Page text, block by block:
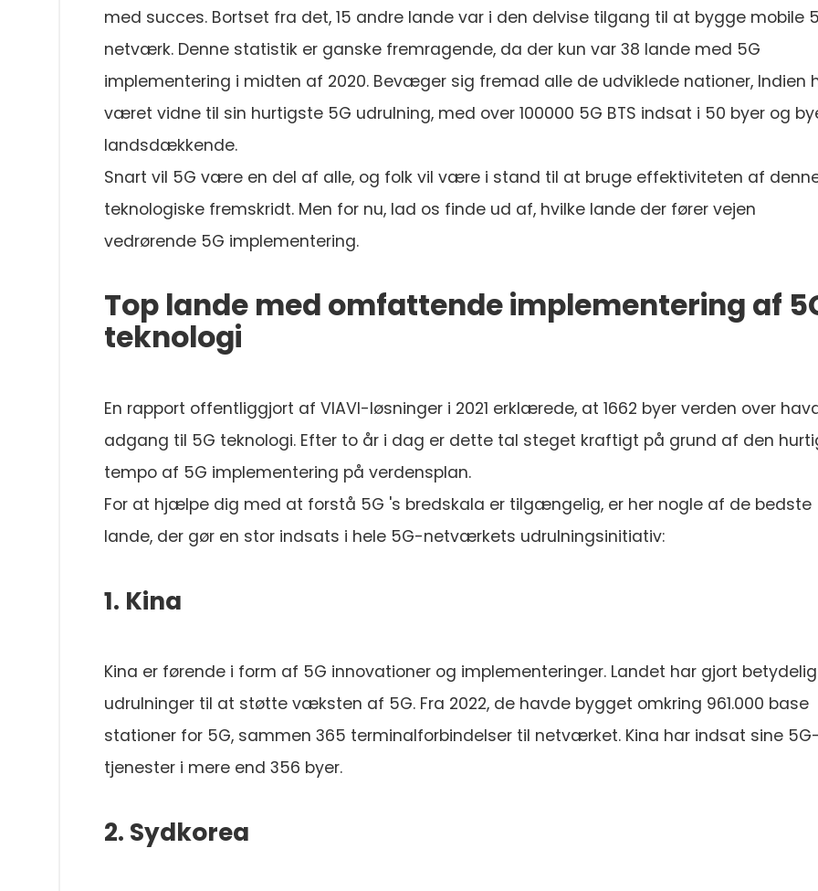
med succes. Bortset fra det, 15 andre lande var i den delvise tilgang til at bygge mobile
netværk. Denne statistik er ganske fremragende, da der kun var 38 lande med 5G
implementering i midten af 2020. Bevæger sig fremad alle de udviklede nationer, Indien
været vidne til sin hurtigste 5G udrulning, med over 100000 5G BTS indsat i 50 byer og
landsdækkende.
Snart vil 5G være en del af alle, og folk vil være i stand til at bruge effektiviteten af
teknologiske fremskridt. Men for nu, lad os finde ud af, hvilke lande der fører vejen
vedrørende 5G implementering.
Top lande med omfattende implementering af
teknologi
En rapport offentliggjort af VIAVI-løsninger i 2021 erklærede, at 1662 byer verden over
adgang til 5G teknologi. Efter to år i dag er dette tal steget kraftigt på grund af den
tempo af 5G implementering på verdensplan.
For at hjælpe dig med at forstå 5G 's bredskala er tilgængelig, er her nogle af de bedste
lande, der gør en stor indsats i hele 5G-netværkets udrulningsinitiativ:
1. Kina
Kina er førende i form af 5G innovationer og implementeringer. Landet har gjort
udrulninger til at støtte væksten af 5G. Fra 2022, de havde bygget omkring 961.000 base
stationer for 5G, sammen 365 terminalforbindelser til netværket. Kina har indsat sine 5G-
tjenester i mere end 356 byer.
2. Sydkorea